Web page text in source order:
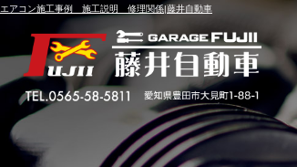
エアコン施工事例 施工説明 修理関係|藤井自動車